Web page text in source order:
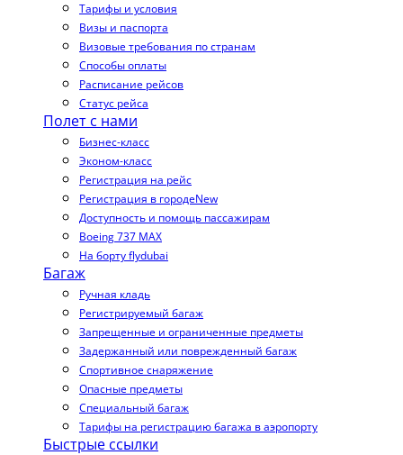
Тарифы и условия
Визы и паспорта
Визовые требования по странам
Способы оплаты
Расписание рейсов
Статус рейса
Полет с нами
Бизнес-класс
Эконом-класс
Регистрация на рейс
Регистрация в городеNew
Доступность и помощь пассажирам
Boeing 737 MAX
На борту flydubai
Багаж
Ручная кладь
Регистрируемый багаж
Запрещенные и ограниченные предметы
Задержанный или поврежденный багаж
Спортивное снаряжение
Опасные предметы
Специальный багаж
Тарифы на регистрацию багажа в аэропорту
Быстрые ссылки